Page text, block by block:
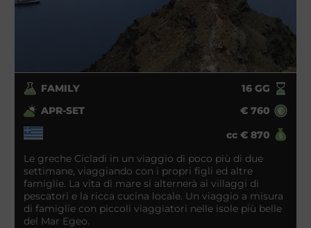
FAMILY 16GG
APR-SET
€ 760
cc € 870
Le greche Cicladi in un viaggio di poco più di due
settimane, viaggiando con i propri figli ed altre
famiglie. La vita di mare si alternerà ai villaggi di
pescatori e la ricca cucina locale. Un viaggio a misura
di famiglie con piccoli viaggiatori nelle isole più belle
del Mar Egeo.